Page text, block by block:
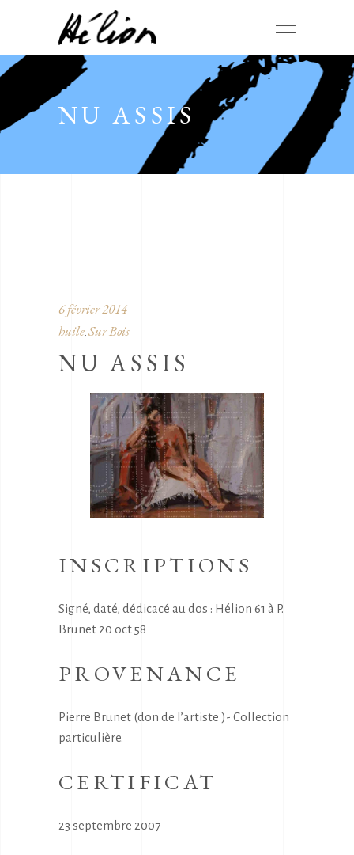
NU ASSIS
6 février 2014
huile, Sur Bois
NU ASSIS
INSCRIPTIONS
Signé, daté, dédicacé au dos : Hélion 61 à P.
Brunet 20 oct 58
PROVENANCE
Pierre Brunet (don de l’artiste )- Collection
particulière.
CERTIFICAT
23 septembre 2007